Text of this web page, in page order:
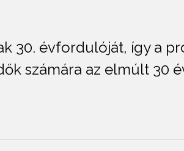
30. évfordulóját, így a
számára az elmúlt 30